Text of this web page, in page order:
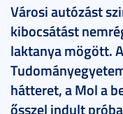
Városi autózást
kibocsátást
laktanya mögött.
hátteret, a Mol a
ősszel indult